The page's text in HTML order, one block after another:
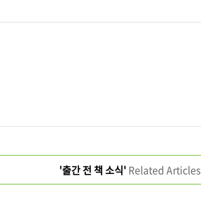
'출간 전 책 소식'Related Articles